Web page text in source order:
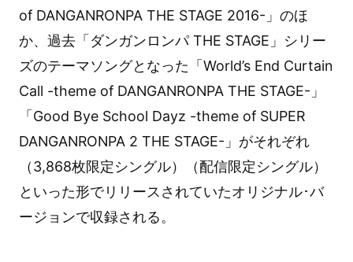
of DANGANRONPA THE STAGE 2016-」のほ
か、過去「ダンガンロンパ THE STAGE」シリー
ズのテーマソングとなった「World’s End Curtain
Call -theme of DANGANRONPA THE STAGE-」
「Good Bye School Dayz -theme of SUPER
DANGANRONPA 2 THE STAGE-」がそれぞれ
（3,868枚限定シングル）（配信限定シングル）
といった形でリリースされていたオリジナル･バ
ージョンで収録される。